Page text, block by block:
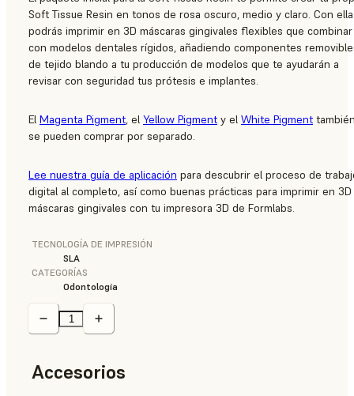
Soft Tissue Resin en tonos de rosa oscuro, medio y claro. Con ella
podrás imprimir en 3D máscaras gingivales flexibles que combinar
con modelos dentales rígidos, añadiendo componentes
de tejido blando a tu producción de modelos que te ayudarán a
revisar con seguridad tus prótesis e implantes.
El Magenta Pigment, el Yellow Pigment y el White Pigment
se pueden comprar por separado.
Lee nuestra guía de aplicación para descubrir el proceso de
digital al completo, así como buenas prácticas para imprimir en 3D
máscaras gingivales con tu impresora 3D de Formlabs.
TECNOLOGÍA DE IMPRESIÓN
SLA
CATEGORÍAS
Odontología
Accesorios